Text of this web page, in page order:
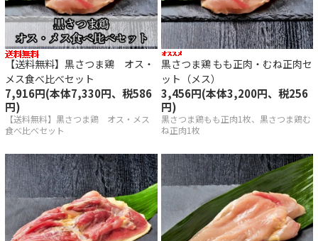
マスチキン
県産黒さつま鶏
若どり
産最上鴨
【送料無料】黒さつま鶏 オス・
メス食べ比べセット
7,916円(本体7,330円、税586
円)
【送料無料】黒さつま鶏 オス・メス
食べ比べセット
黒さつま鶏 もも正肉・むね正肉セ
ット（メス）
3,456円(本体3,200円、税256
円)
黒さつま鶏もも正肉1枚、黒さつま鶏む
ね正肉1枚